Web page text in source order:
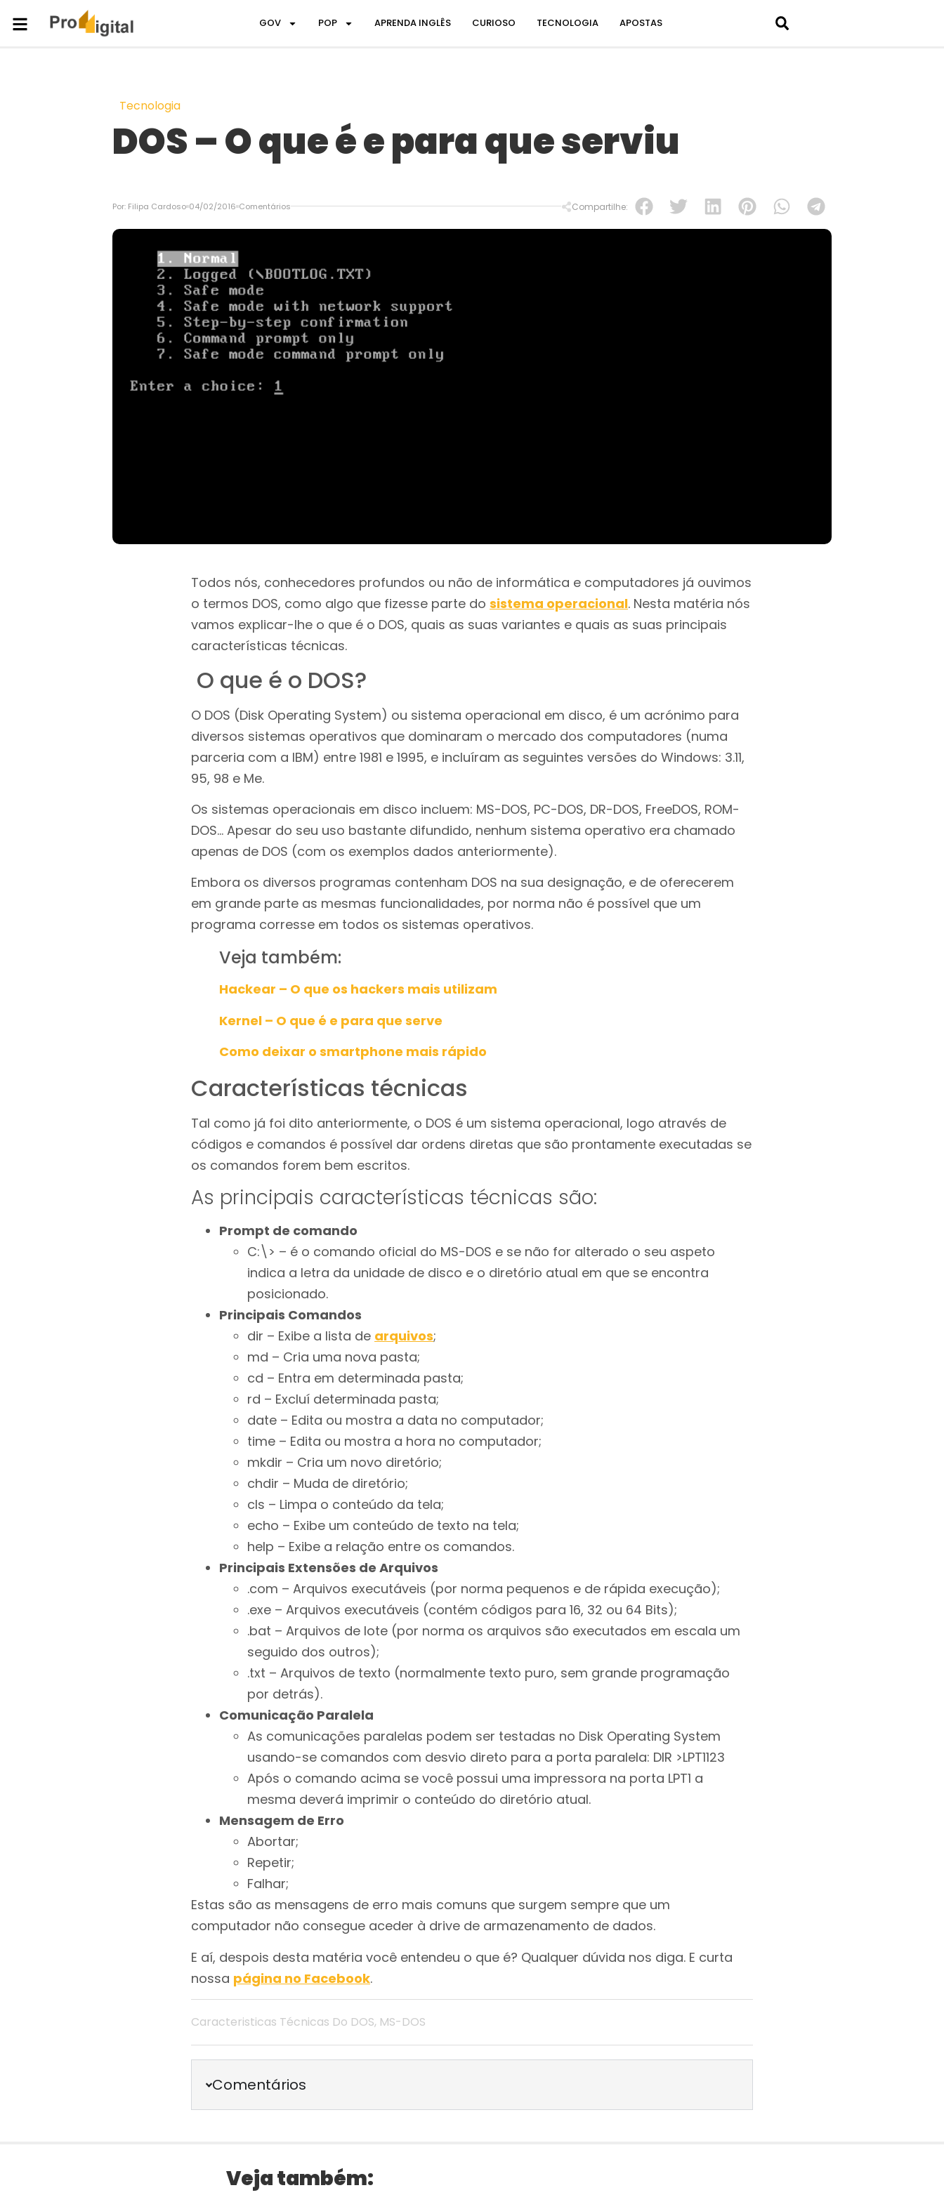
GOV POP APRENDA INGLÊS CURIOSO TECNOLOGIA APOSTAS
Tecnologia
DOS – O que é e para que serviu
Por: Filipa Cardoso 04/02/2016 Comentários Compartilhe:
Todos nós, conhecedores profundos ou não de informática e computadores já ouvimos
o termos DOS, como algo que fizesse parte do sistema operacional. Nesta matéria nós
vamos explicar-lhe o que é o DOS, quais as suas variantes e quais as suas principais
características técnicas.
O que é o DOS?
O DOS (Disk Operating System) ou sistema operacional em disco, é um acrónimo para
diversos sistemas operativos que dominaram o mercado dos computadores (numa
parceria com a IBM) entre 1981 e 1995, e incluíram as seguintes versões do Windows: 3.11,
95, 98 e Me.
Os sistemas operacionais em disco incluem: MS-DOS, PC-DOS, DR-DOS, FreeDOS, ROM-
DOS… Apesar do seu uso bastante difundido, nenhum sistema operativo era chamado
apenas de DOS (com os exemplos dados anteriormente).
Embora os diversos programas contenham DOS na sua designação, e de oferecerem
em grande parte as mesmas funcionalidades, por norma não é possível que um
programa corresse em todos os sistemas operativos.
Veja também:
Hackear – O que os hackers mais utilizam
Kernel – O que é e para que serve
Como deixar o smartphone mais rápido
Características técnicas
Tal como já foi dito anteriormente, o DOS é um sistema operacional, logo através de
códigos e comandos é possível dar ordens diretas que são prontamente executadas se
os comandos forem bem escritos.
As principais características técnicas são:
Prompt de comando
C:\> – é o comando oficial do MS-DOS e se não for alterado o seu aspeto
indica a letra da unidade de disco e o diretório atual em que se encontra
posicionado.
Principais Comandos
dir – Exibe a lista de arquivos;
md – Cria uma nova pasta;
cd – Entra em determinada pasta;
rd – Excluí determinada pasta;
date – Edita ou mostra a data no computador;
time – Edita ou mostra a hora no computador;
mkdir – Cria um novo diretório;
chdir – Muda de diretório;
cls – Limpa o conteúdo da tela;
echo – Exibe um conteúdo de texto na tela;
help – Exibe a relação entre os comandos.
Principais Extensões de Arquivos
.com – Arquivos executáveis (por norma pequenos e de rápida execução);
.exe – Arquivos executáveis (contém códigos para 16, 32 ou 64 Bits);
.bat – Arquivos de lote (por norma os arquivos são executados em escala um
seguido dos outros);
.txt – Arquivos de texto (normalmente texto puro, sem grande programação
por detrás).
Comunicação Paralela
As comunicações paralelas podem ser testadas no Disk Operating System
usando-se comandos com desvio direto para a porta paralela: DIR >LPT1123
Após o comando acima se você possui uma impressora na porta LPT1 a
mesma deverá imprimir o conteúdo do diretório atual.
Mensagem de Erro
Abortar;
Repetir;
Falhar;
Estas são as mensagens de erro mais comuns que surgem sempre que um
computador não consegue aceder à drive de armazenamento de dados.
E aí, despois desta matéria você entendeu o que é? Qualquer dúvida nos diga. E curta
nossa página no Facebook.
Caracteristicas Técnicas Do DOS, MS-DOS
Comentários
Veja também: